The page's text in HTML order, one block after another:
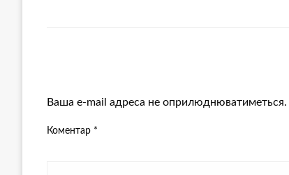
Ваша e-mail адреса не оприлюднюватиметься.
Коментар *